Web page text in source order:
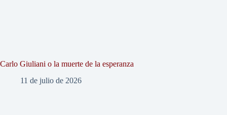
Carlo Giuliani o la muerte de la esperanza
11 de julio de 2026